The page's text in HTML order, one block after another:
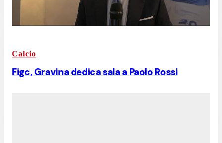
Calcio
Figc, Gravina dedica sala a Paolo Rossi